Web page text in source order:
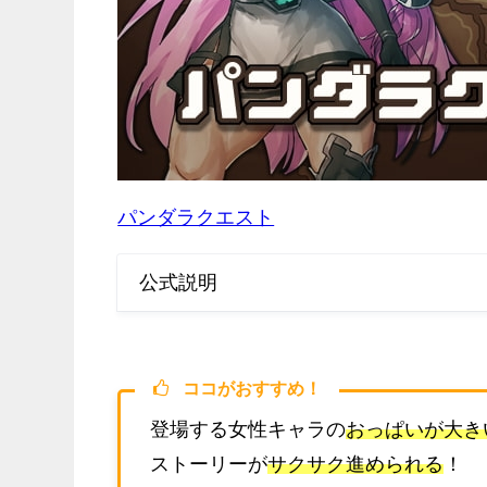
パンダラクエスト
公式説明
ココがおすすめ！
登場する女性キャラのおっぱいが大き
ストーリーがサクサク進められる ！